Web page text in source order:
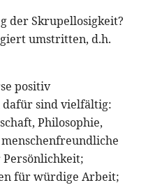
der Skrupellosigkeit?
umstritten, d.h.
positiv
dafür sind vielfältig:
Philosophie,
für würdige Arbeit;